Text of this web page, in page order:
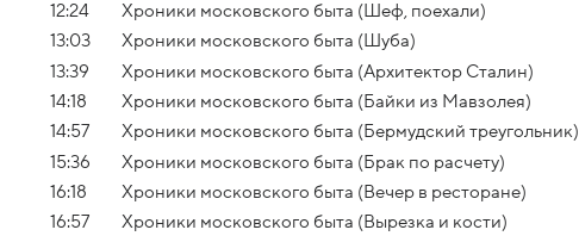
12:24
Хроники московского быта (Шеф, поехали)
13:03
Хроники московского быта (Шуба)
13:39
Хроники московского быта (Архитектор Сталин)
14:18
Хроники московского быта (Байки из Мавзолея)
14:57
Хроники московского быта (Бермудский треугольник)
15:36
Хроники московского быта (Брак по расчету)
16:18
Хроники московского быта (Вечер в ресторане)
16:57
Хроники московского быта (Вырезка и кости)